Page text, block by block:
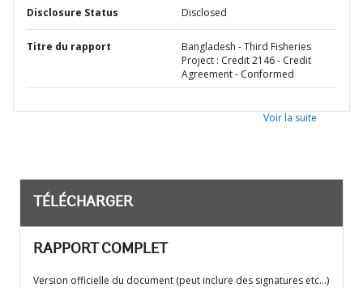
Disclosure Status Disclosed
Titre du rapport
Bangladesh - Third Fisheries
Project : Credit 2146 - Credit
Agreement - Conformed
Voir la suite
TÉLÉCHARGER
RAPPORT COMPLET
Version officielle du document (peut inclure des signatures etc…)